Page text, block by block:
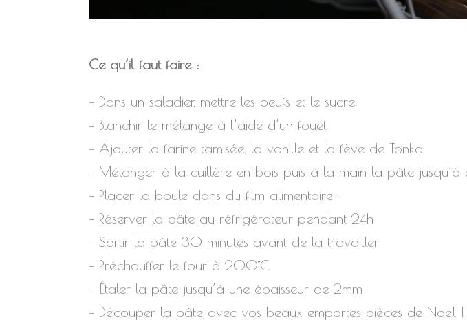
Ce qu’il faut faire :
– Dans un saladier, mettre les oeufs et le sucre
– Blanchir le mélange à l’aide d’un fouet
– Ajouter la farine tamisée, la vanille et la fève de Tonka
– Mélanger à la cuillère en bois puis à la main la pâte
– Placer la boule dans du film alimentaire-
– Réserver la pâte au réfrigérateur pendant 24h
– Sortir la pâte 30 minutes avant de la travailler
– Préchauffer le four à 200°C
– Étaler la pâte jusqu’à une épaisseur de 2mm
– Découper la pâte avec vos beaux emportes pièces de Noël !